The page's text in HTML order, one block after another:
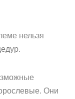
нельзя
Они